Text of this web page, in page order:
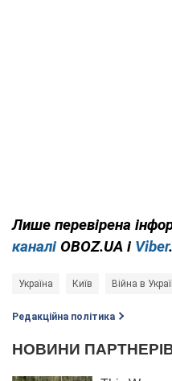
Лише перевірена
каналі OBOZ.UA і Viber
Україна Київ Війна в
Редакційна політика